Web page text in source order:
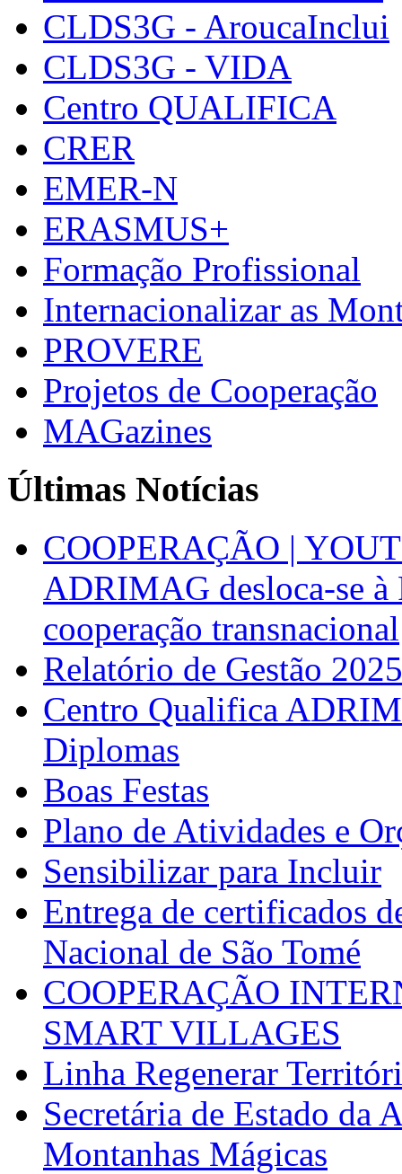
CLDS3G - AroucaInclui
CLDS3G - VIDA
Centro QUALIFICA
CRER
EMER-N
ERASMUS+
Formação Profissional
Internacionalizar as
PROVERE
Projetos de Cooperação
MAGazines
Últimas Notícias
COOPERAÇÃO |
ADRIMAG desloca-se
cooperação transnacional
Relatório de Gestão 2025
Centro Qualifica
Diplomas
Boas Festas
Plano de Atividades e
Sensibilizar para Incluir
Entrega de certificados
Nacional de São Tomé
COOPERAÇÃO
SMART VILLAGES
Linha Regenerar
Secretária de Estado da
Montanhas Mágicas